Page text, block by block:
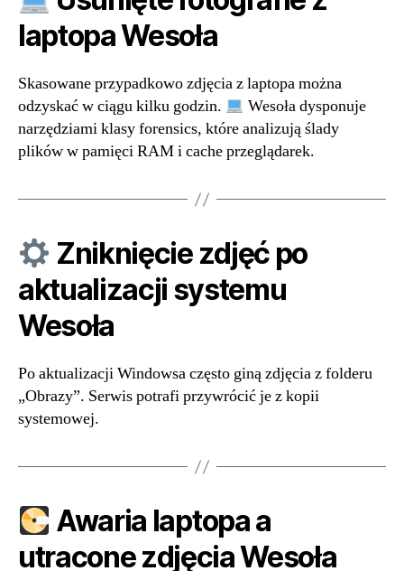
laptopa Wesoła
Skasowane przypadkowo zdjęcia z laptopa można
odzyskać w ciągu kilku godzin.
Wesoła dysponuje
narzędziami klasy forensics, które analizują ślady
plików w pamięci RAM i cache przeglądarek.
Zniknięcie zdjęć po
aktualizacji systemu
Wesoła
Po aktualizacji Windowsa często giną zdjęcia z folderu
„Obrazy”. Serwis potrafi przywrócić je z kopii
systemowej.
Awaria laptopa a
utracone zdjęcia Wesoła